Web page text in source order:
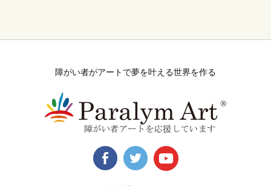
障がい者がアートで夢を叶える世界を作る